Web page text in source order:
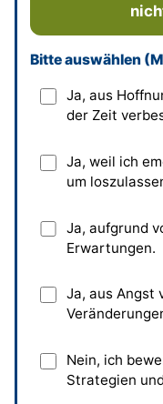
Dieses Feld bitte
Bitte auswählen
Ja, aus
der Zeit
Ja, weil ich
um
Ja, aufgrund
Erwartungen.
Ja, aus Angst
Nein, ich
Strategien